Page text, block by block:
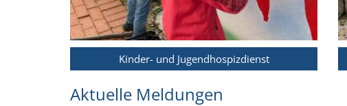
Kinder- und Jugendhospizdienst
Aktuelle Meldungen